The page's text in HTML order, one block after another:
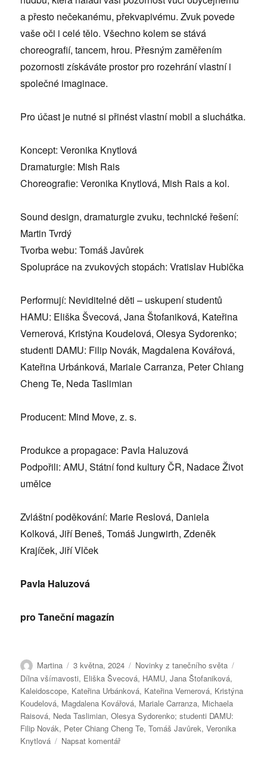
a přesto nečekanému, překvapivému. Zvuk povede
vaše oči i celé tělo. Všechno kolem se stává
choreografií, tancem, hrou. Přesným zaměřením
pozornosti získáváte prostor pro rozehrání vlastní i
společné imaginace.
Pro účast je nutné si přinést vlastní mobil a sluchátka.
Koncept: Veronika Knytlová
Dramaturgie: Mish Rais
Choreografie: Veronika Knytlová, Mish Rais a kol.
Sound design, dramaturgie zvuku, technické řešení:
Martin Tvrdý
Tvorba webu: Tomáš Javůrek
Spolupráce na zvukových stopách: Vratislav Hubička
Performují: Neviditelné děti – uskupení studentů
HAMU: Eliška Švecová, Jana Štofaniková, Kateřina
Vernerová, Kristýna Koudelová, Olesya Sydorenko;
studenti DAMU: Filip Novák, Magdalena Kovářová,
Kateřina Urbánková, Mariale Carranza, Peter Chiang
Cheng Te, Neda Taslimian
Producent: Mind Move, z. s.
Produkce a propagace: Pavla Haluzová
Podpořili: AMU, Státní fond kultury ČR, Nadace Život
umělce
Zvláštní poděkování: Marie Reslová, Daniela
Kolková, Jiří Beneš, Tomáš Jungwirth, Zdeněk
Krajíček, Jiří Vlček
Pavla Haluzová
pro Taneční magazín
Autor:
Martina Publikováno:
3 května, 2024 Rubriky:
Novinky z tanečního světa
Dílna všímavosti, Eliška Švecová, HAMU,Jana Štofaniková,
Kaleidoscope, Kateřina Urbánková, Kateřina Vernerová, Kristýna
Koudelová, Magdalena Kovářová, Mariale Carranza, Michaela
Raisová, Neda Taslimian,Olesya Sydorenko; studenti DAMU:
Filip Novák, Peter Chiang Cheng Te,Tomáš Javůrek,Veronika
Knytlová
Napsat komentářpro